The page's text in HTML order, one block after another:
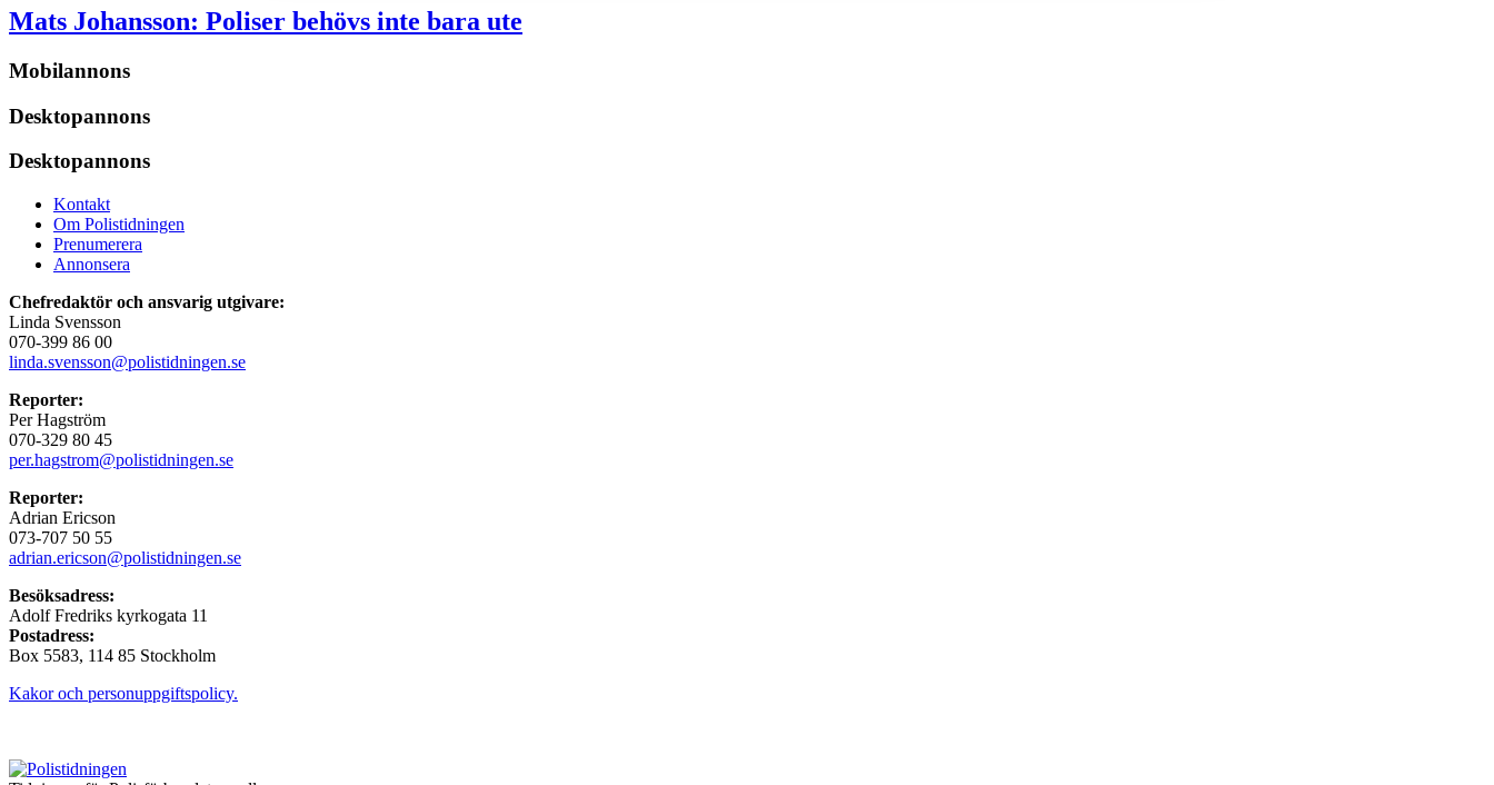
Mats Johansson: Poliser behövs inte bara ute
Mobilannons
Desktopannons
Desktopannons
Kontakt
Om Polistidningen
Prenumerera
Annonsera
Chefredaktör och ansvarig utgivare:
Linda Svensson
070-399 86 00
linda.svensson@polistidningen.se
Reporter:
Per Hagström
070-329 80 45
per.hagstrom@polistidningen.se
Reporter:
Adrian Ericson
073-707 50 55
adrian.ericson@polistidningen.se
Besöksadress:
Adolf Fredriks kyrkogata 11
Postadress:
Box 5583, 114 85 Stockholm
Kakor och personuppgiftspolicy.